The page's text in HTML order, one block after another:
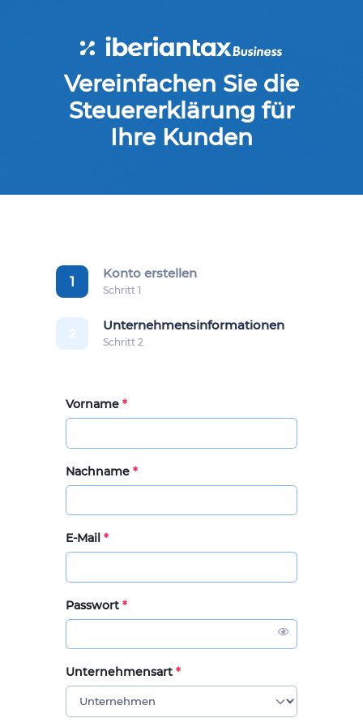
Vereinfachen Sie die
Steuererklärung für
Ihre Kunden
1
Konto erstellen
Schritt 1
Unternehmensinformationen
Schritt 2
Vorname*
Nachname*
E-Mail*
Passwort*
Unternehmensart*